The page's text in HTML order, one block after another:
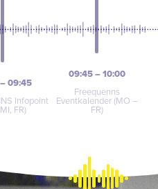
09:45
Infopoint
FR)
09:45 – 10:00
Freequenns
Eventkalender (MO –
FR)